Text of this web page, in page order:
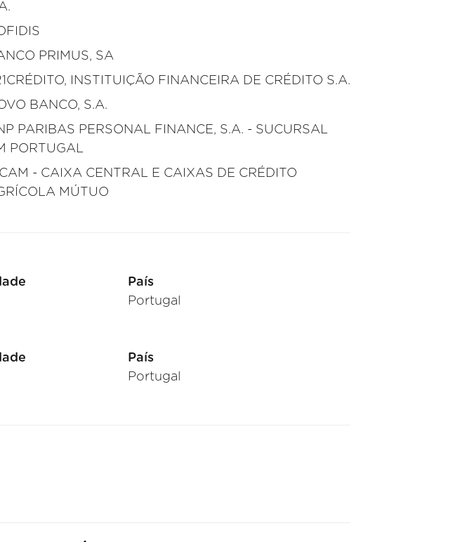
PRIMUS, SA
INSTITUIÇÃO FINANCEIRA DE CRÉDITO S.A.
BANCO, S.A.
PARIBAS PERSONAL FINANCE, S.A. - SUCURSAL
PORTUGAL
- CAIXA CENTRAL E CAIXAS DE CRÉDITO
MÚTUO
País
Portugal
País
Portugal